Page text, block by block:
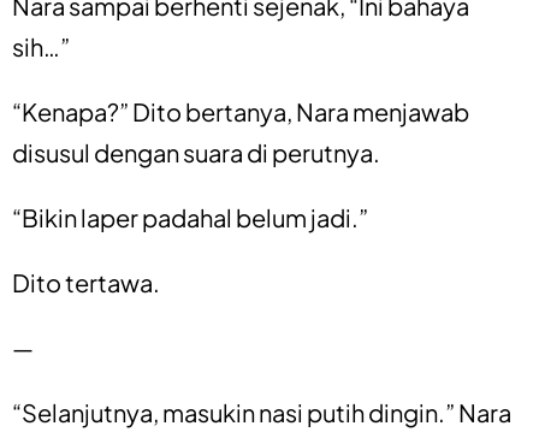
sih…”
“Kenapa?” Dito bertanya, Nara menjawab
disusul dengan suara di perutnya.
“Bikin laper padahal belum jadi.”
Dito tertawa.
—
“Selanjutnya, masukin nasi putih dingin.” Nara